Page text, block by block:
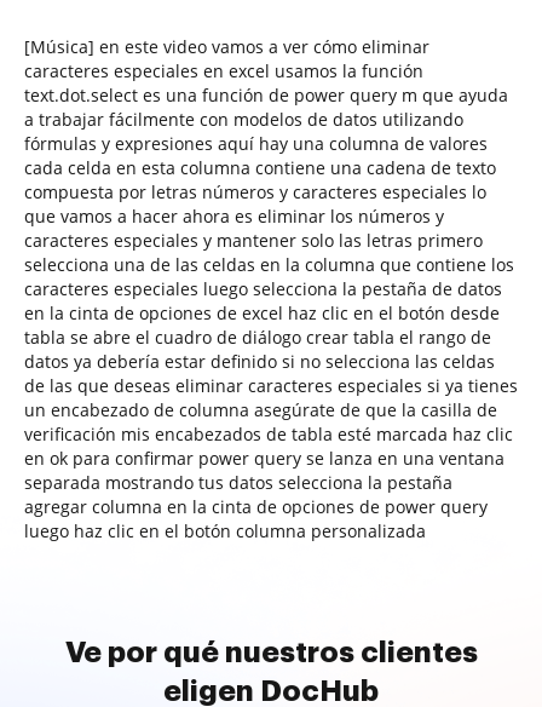
[Música] en este video vamos a ver cómo eliminar
caracteres especiales en excel usamos la función
text.dot.select es una función de power query m que ayuda
a trabajar fácilmente con modelos de datos utilizando
fórmulas y expresiones aquí hay una columna de valores
cada celda en esta columna contiene una cadena de texto
compuesta por letras números y caracteres especiales lo
que vamos a hacer ahora es eliminar los números y
caracteres especiales y mantener solo las letras primero
selecciona una de las celdas en la columna que contiene los
caracteres especiales luego selecciona la pestaña de datos
en la cinta de opciones de excel haz clic en el botón desde
tabla se abre el cuadro de diálogo crear tabla el rango de
datos ya debería estar definido si no selecciona las celdas
de las que deseas eliminar caracteres especiales si ya tienes
un encabezado de columna asegúrate de que la casilla de
verificación mis encabezados de tabla esté marcada haz clic
en ok para confirmar power query se lanza en una ventana
separada mostrando tus datos selecciona la pestaña
agregar columna en la cinta de opciones de power query
luego haz clic en el botón columna personalizada
Ve por qué nuestros clientes
eligen DocHub